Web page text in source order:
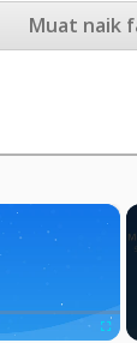
Muat naik
×